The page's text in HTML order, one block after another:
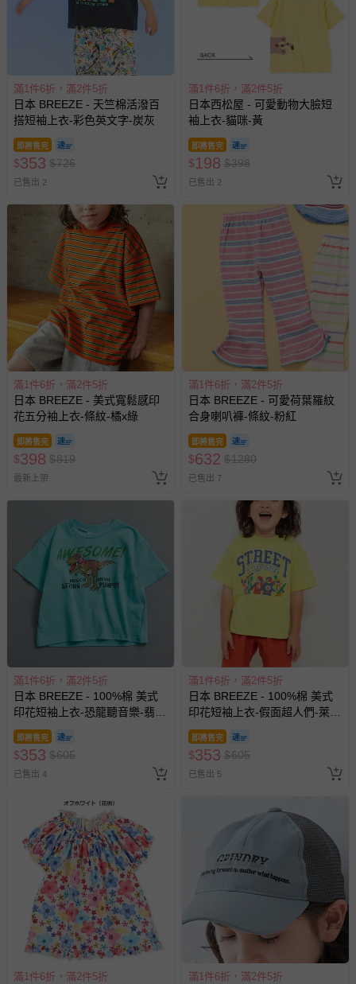
請勿使用漂白劑、螢光增白劑及衣物柔軟劑，以免破壞布料
針織、刺繡、立體造型等類服飾，建議套入洗衣袋再清潔
過分烘乾會導致衣物收縮，破壞織物纖維，不建議使用烘衣
每件商品在拍攝時力求忠實呈現，但因為每台電腦、手機或
平板會因為螢幕亮度及解析度不同，與實際成品還是會有些
差異
預購為海外同步代購，遇缺貨即會通知媽咪並協助取消退款
事宜
您所購買的商品享有7天的鑑賞期／猶豫期權益，但此期間
並非試用期，您所退回的商品必須是未經使用的全新狀態，
包含完整包裝、配件、說明文件及贈品等。
如需退換貨，請於收到商品7天（含例假日內提出），如為
瑕疵退換貨所產生的運費，將由媽咪愛負責處理，若非瑕疵
退貨，您可至『查詢訂單』>『已出貨』中查詢該筆訂單，
並點選『我要退貨』即可進行申請。若有相關退貨問題，請
至媽咪愛 LINE@客服ID: @mamilove我們將依序為您處理
與服務，謝謝。
留商品未達活動門檻，將以原價計算，活動贈品亦需一併退
回。
部分商品依據消費者保護法的規定，不適用七天鑑賞期/猶
豫期範圍：
易於腐敗、保存期限較短或解約時即將逾期（例如生鮮
商品、食品等）。
客製化商品（例如客製生日書、姓名貼等）。
報紙、期刊或雜誌（惟書籍如經拆封、使用，則酌收整
新費用）。
經消費者拆封之影音商品或電腦軟體（例如 DVD、CD
非以有形媒介提供之數位內容或一經提供即為完成之線
上服務，經消費者事先同意始提供（例如線上課程、遊
戲或活動點數等）。
已拆封之以下類型商品：
-個人衛生用品（例如尿布、貼身衣物、泳裝、襪子、地
褲、紗布衣等）。
-接觸性孕哺產品（奶嘴、奶瓶、擠乳器、哺乳衣、托腹
帶束縛衣、餐搖椅等）。
-其他原廠盒裝商品封口處已貼上「不可拆封」，或具警
示字句等說明貼紙、封條者。
國際航空、客運、訂房等服務。
相關的退換貨辦理流程，可詳見：退換貨 & 退款問題
滿1件6折，滿2件5折
日本 BREEZE - 天竺棉活潑百
搭短袖上衣-彩色英文字-炭灰
即將售完
$353 $726
已售出 2
滿1件6折，滿2件5折
日本西松屋 - 可愛動物大臉短
袖上衣-貓咪-黃
即將售完
$198 $398
已售出 2
滿1件6折，滿2件5折
日本 BREEZE - 美式寬鬆感印
花五分袖上衣-條紋-橘x綠
即將售完
$398 $819
最新上架
滿1件6折，滿2件5折
日本 BREEZE - 可愛荷葉羅紋
合身喇叭褲-條紋-粉紅
即將售完
$632 $1280
已售出 7
滿1件6折，滿2件5折
日本 BREEZE - 100%棉 美式
印花短袖上衣-恐龍聽音樂-翡翠
綠
即將售完
$353 $605
已售出 4
滿1件6折，滿2件5折
日本 BREEZE - 100%棉 美式
印花短袖上衣-假面超人們-萊姆
黃
即將售完
$353 $605
已售出 5
滿1件6折，滿2件5折 滿1件6折，滿2件5折